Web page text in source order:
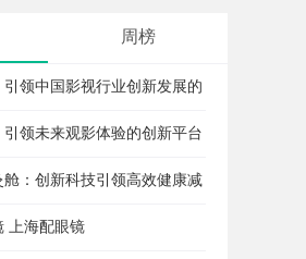
周榜
领中国影视行业创新发展的
领未来观影体验的创新平台
舱：创新科技引领高效健康减
上海配眼镜